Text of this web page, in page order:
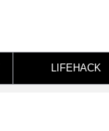
LIFEHACK